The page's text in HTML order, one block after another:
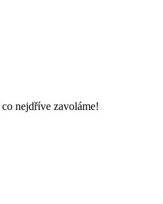
co nejdříve zavoláme!